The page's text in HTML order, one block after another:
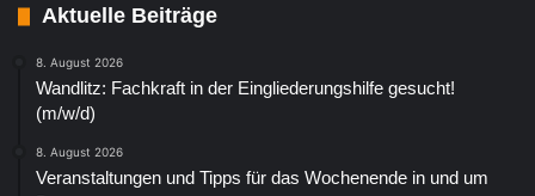
Aktuelle Beiträge
8. August 2026
Wandlitz: Fachkraft in der Eingliederungshilfe gesucht!
(m/w/d)
8. August 2026
Veranstaltungen und Tipps für das Wochenende in und um